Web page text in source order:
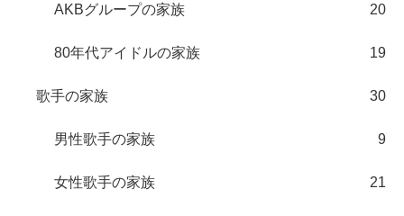
AKBグループの家族 20
80年代アイドルの家族 19
歌手の家族 30
男性歌手の家族 9
女性歌手の家族 21